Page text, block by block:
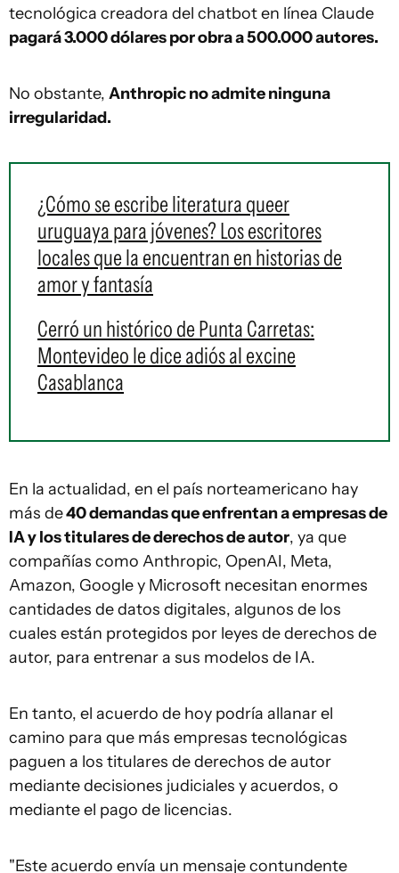
tecnológica creadora del chatbot en línea Claude
pagará 3.000 dólares por obra a 500.000 autores.
No obstante, Anthropic no admite ninguna
irregularidad.
¿Cómo se escribe literatura queer
uruguaya para jóvenes? Los escritores
locales que la encuentran en historias de
amor y fantasía
Cerró un histórico de Punta Carretas:
Montevideo le dice adiós al excine
Casablanca
En la actualidad, en el país norteamericano hay
más de40 demandas que enfrentan a empresas de
IA y los titulares de derechos de autor, ya que
compañías como Anthropic, OpenAI, Meta,
Amazon, Google y Microsoft necesitan enormes
cantidades de datos digitales, algunos de los
cuales están protegidos por leyes de derechos de
autor, para entrenar a sus modelos de IA.
En tanto, el acuerdo de hoy podría allanar el
camino para que más empresas tecnológicas
paguen a los titulares de derechos de autor
mediante decisiones judiciales y acuerdos, o
mediante el pago de licencias.
"Este acuerdo envía un mensaje contundente